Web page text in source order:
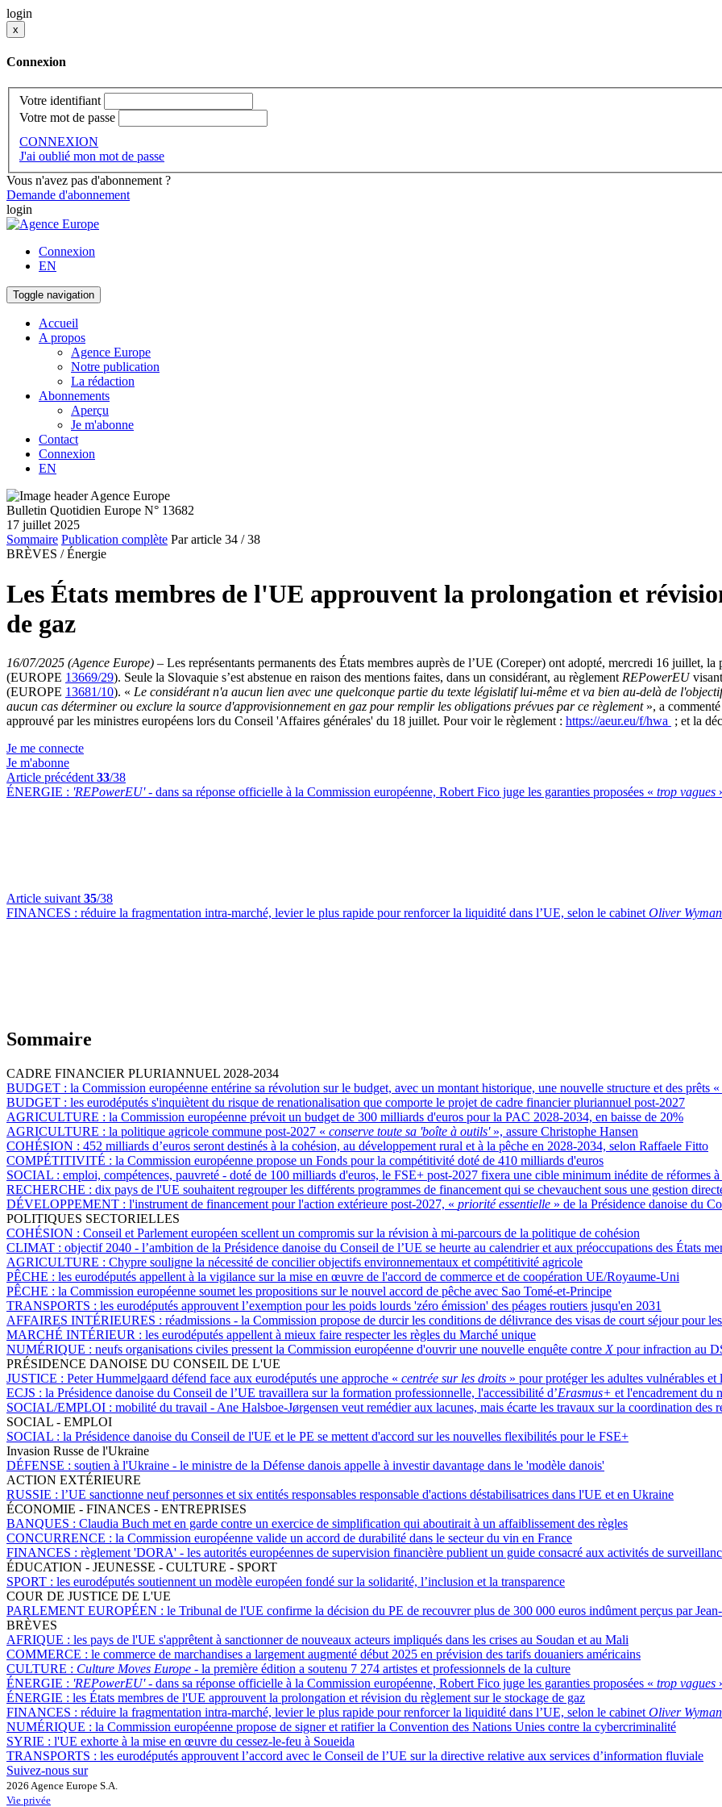
login
x
Connexion
Votre identifiant
Votre mot de passe
CONNEXION
J'ai oublié mon mot de passe
Vous n'avez pas d'abonnement ?
Demande d'abonnement
login
Connexion
EN
Toggle navigation
Accueil
A propos
Agence Europe
Notre publication
La rédaction
Abonnements
Aperçu
Je m'abonne
Contact
Connexion
EN
Bulletin Quotidien Europe N° 13682
17 juillet 2025
Sommaire Publication complète Par article 34 / 38
BRÈVES / Énergie
Les États membres de l'UE approuvent la prolongation et
de gaz
16/07/2025 (Agence Europe) – Les représentants permanents des États membres auprès de l’UE (Coreper) ont adopté, mercredi 16 juillet,
(EUROPE 13669/29). Seule la Slovaquie s’est abstenue en raison des mentions faites, dans un considérant, au règlement REPowerEU
(EUROPE 13681/10). « Le considérant n'a aucun lien avec une quelconque partie du texte législatif lui-même et va bien au-delà de
aucun cas déterminer ou exclure la source d'approvisionnement en gaz pour remplir les obligations prévues par ce règlement », a
approuvé par les ministres européens lors du Conseil 'Affaires générales' du 18 juillet. Pour voir le règlement : https://aeur.eu/f/hwa ; et la
Je me connecte
Je m'abonne
Article précédent 33/38
ÉNERGIE : 'REPowerEU' - dans sa réponse officielle à la Commission européenne, Robert Fico juge les garanties proposées « trop vagues
Article suivant 35/38
FINANCES : réduire la fragmentation intra-marché, levier le plus rapide pour renforcer la liquidité dans l’UE, selon le cabinet Oliver Wyman
Sommaire
CADRE FINANCIER PLURIANNUEL 2028-2034
BUDGET : la Commission européenne entérine sa révolution sur le budget, avec un montant historique, une nouvelle structure et des prêts «
BUDGET : les eurodéputés s'inquiètent du risque de renationalisation que comporte le projet de cadre financier pluriannuel post-2027
AGRICULTURE : la Commission européenne prévoit un budget de 300 milliards d'euros pour la PAC 2028-2034, en baisse de 20%
AGRICULTURE : la politique agricole commune post-2027 « conserve toute sa 'boîte à outils' », assure Christophe Hansen
COHÉSION : 452 milliards d’euros seront destinés à la cohésion, au développement rural et à la pêche en 2028-2034, selon Raffaele Fitto
COMPÉTITIVITÉ : la Commission européenne propose un Fonds pour la compétitivité doté de 410 milliards d'euros
SOCIAL : emploi, compétences, pauvreté - doté de 100 milliards d'euros, le FSE+ post-2027 fixera une cible minimum inédite de réformes à
RECHERCHE : dix pays de l'UE souhaitent regrouper les différents programmes de financement qui se chevauchent sous une gestion
DÉVELOPPEMENT : l'instrument de financement pour l'action extérieure post-2027, « priorité essentielle » de la Présidence danoise du
POLITIQUES SECTORIELLES
COHÉSION : Conseil et Parlement européen scellent un compromis sur la révision à mi-parcours de la politique de cohésion
CLIMAT : objectif 2040 - l’ambition de la Présidence danoise du Conseil de l’UE se heurte au calendrier et aux préoccupations des États
AGRICULTURE : Chypre souligne la nécessité de concilier objectifs environnementaux et compétitivité agricole
PÊCHE : les eurodéputés appellent à la vigilance sur la mise en œuvre de l'accord de commerce et de coopération UE/Royaume-Uni
PÊCHE : la Commission européenne soumet les propositions sur le nouvel accord de pêche avec Sao Tomé-et-Principe
TRANSPORTS : les eurodéputés approuvent l’exemption pour les poids lourds 'zéro émission' des péages routiers jusqu'en 2031
AFFAIRES INTÉRIEURES : réadmissions - la Commission propose de durcir les conditions de délivrance des visas de court séjour pour
MARCHÉ INTÉRIEUR : les eurodéputés appellent à mieux faire respecter les règles du Marché unique
NUMÉRIQUE : neufs organisations civiles pressent la Commission européenne d'ouvrir une nouvelle enquête contre Xpour infraction au
PRÉSIDENCE DANOISE DU CONSEIL DE L'UE
JUSTICE : Peter Hummelgaard défend face aux eurodéputés une approche « centrée sur les droits » pour protéger les adultes vulnérables et
ECJS : la Présidence danoise du Conseil de l’UE travaillera sur la formation professionnelle, l'accessibilité d’Erasmus+ et l'encadrement du
SOCIAL/EMPLOI : mobilité du travail - Ane Halsboe-Jørgensen veut remédier aux lacunes, mais écarte les travaux sur la coordination des
SOCIAL - EMPLOI
SOCIAL : la Présidence danoise du Conseil de l'UE et le PE se mettent d'accord sur les nouvelles flexibilités pour le FSE+
Invasion Russe de l'Ukraine
DÉFENSE : soutien à l'Ukraine - le ministre de la Défense danois appelle à investir davantage dans le 'modèle danois'
ACTION EXTÉRIEURE
RUSSIE : l’UE sanctionne neuf personnes et six entités responsables responsable d'actions déstabilisatrices dans l'UE et en Ukraine
ÉCONOMIE - FINANCES - ENTREPRISES
BANQUES : Claudia Buch met en garde contre un exercice de simplification qui aboutirait à un affaiblissement des règles
CONCURRENCE : la Commission européenne valide un accord de durabilité dans le secteur du vin en France
FINANCES : règlement 'DORA' - les autorités européennes de supervision financière publient un guide consacré aux activités de
ÉDUCATION - JEUNESSE - CULTURE - SPORT
SPORT : les eurodéputés soutiennent un modèle européen fondé sur la solidarité, l’inclusion et la transparence
COUR DE JUSTICE DE L'UE
PARLEMENT EUROPÉEN : le Tribunal de l'UE confirme la décision du PE de recouvrer plus de 300 000 euros indûment perçus par
BRÈVES
AFRIQUE : les pays de l'UE s'apprêtent à sanctionner de nouveaux acteurs impliqués dans les crises au Soudan et au Mali
COMMERCE : le commerce de marchandises a largement augmenté début 2025 en prévision des tarifs douaniers américains
CULTURE : Culture Moves Europe - la première édition a soutenu 7 274 artistes et professionnels de la culture
ÉNERGIE : 'REPowerEU' - dans sa réponse officielle à la Commission européenne, Robert Fico juge les garanties proposées « trop vagues
ÉNERGIE : les États membres de l'UE approuvent la prolongation et révision du règlement sur le stockage de gaz
FINANCES : réduire la fragmentation intra-marché, levier le plus rapide pour renforcer la liquidité dans l’UE, selon le cabinet Oliver Wyman
NUMÉRIQUE : la Commission européenne propose de signer et ratifier la Convention des Nations Unies contre la cybercriminalité
SYRIE : l'UE exhorte à la mise en œuvre du cessez-le-feu à Soueida
TRANSPORTS : les eurodéputés approuvent l’accord avec le Conseil de l’UE sur la directive relative aux services d’information fluviale
Suivez-nous sur
2026 Agence Europe S.A.
Vie privée